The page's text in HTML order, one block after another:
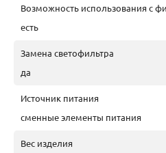
Возможность использования с
есть
Замена светофильтра
да
Источник питания
сменные элементы питания
Вес изделия